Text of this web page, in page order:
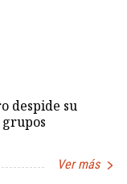
despide su
Ver más